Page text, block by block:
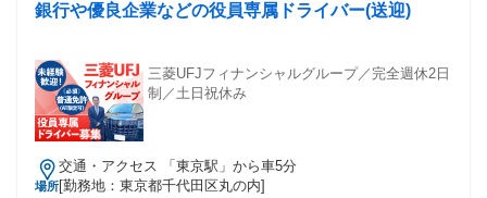
る方 ◎トレカを仕事として極めたい方 ⸜⸜ 活躍中のスタッフ
経験を活かして笑顔で対応！ ✅元IT・事務職 └PCスキルを活
かしながら新しい環境に挑戦！ ✅接客好きなフリーター └未
経験からスタートして 今ではリーダーとして活躍中！ ▶▶中
途入社50%以上！ 前職・学歴不問で多様な バックグラウンド
経験者歓迎／未経験・初心者OK ⛅フリーター歓迎 ⛅経験者
歓迎／経験者・有資格者歓迎 ⛅学歴不問 ⛅既卒歓迎／第二新
銀行や優良企業などの役員専属ドライバー(送迎)
三菱UFJフィナンシャルグループ／完全週休2日
制／土日祝休み
場所
交通・アクセス 「東京駅」から車5分
[勤務地：東京都千代田区丸の内]